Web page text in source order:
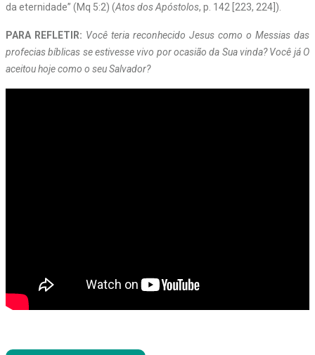
da eternidade” (Mq 5:2) (Atos dos Apóstolos, p. 142 [223, 224]).
PARA REFLETIR: Você teria reconhecido Jesus como o Messias das
profecias bíblicas se estivesse vivo por ocasião da Sua vinda? Você já O
aceitou hoje como o seu Salvador?